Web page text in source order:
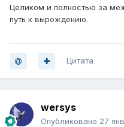
Целиком и полностью за
путь к вырождению.
Цитата
wersys
Опубликовано 27